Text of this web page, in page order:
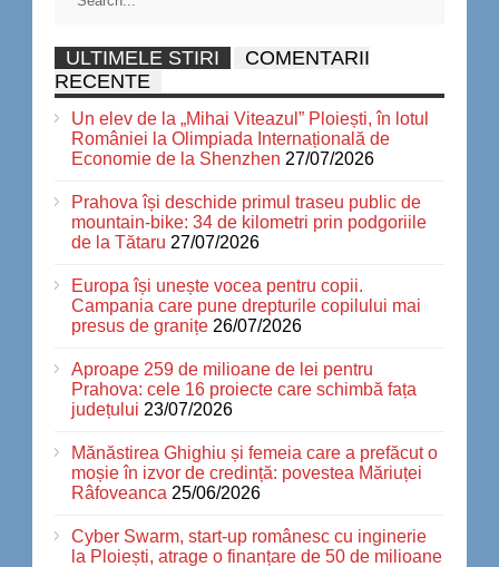
ULTIMELE STIRI
COMENTARII
RECENTE
Un elev de la „Mihai Viteazul” Ploiești, în lotul
României la Olimpiada Internațională de
Economie de la Shenzhen 27/07/2026
Prahova își deschide primul traseu public de
mountain-bike: 34 de kilometri prin podgoriile
de la Tătaru 27/07/2026
Europa își unește vocea pentru copii.
Campania care pune drepturile copilului mai
presus de granițe 26/07/2026
Aproape 259 de milioane de lei pentru
Prahova: cele 16 proiecte care schimbă fața
județului 23/07/2026
Mănăstirea Ghighiu și femeia care a prefăcut o
moșie în izvor de credință: povestea Măriuței
Râfoveanca 25/06/2026
Cyber Swarm, start-up românesc cu inginerie
la Ploiești, atrage o finanțare de 50 de milioane